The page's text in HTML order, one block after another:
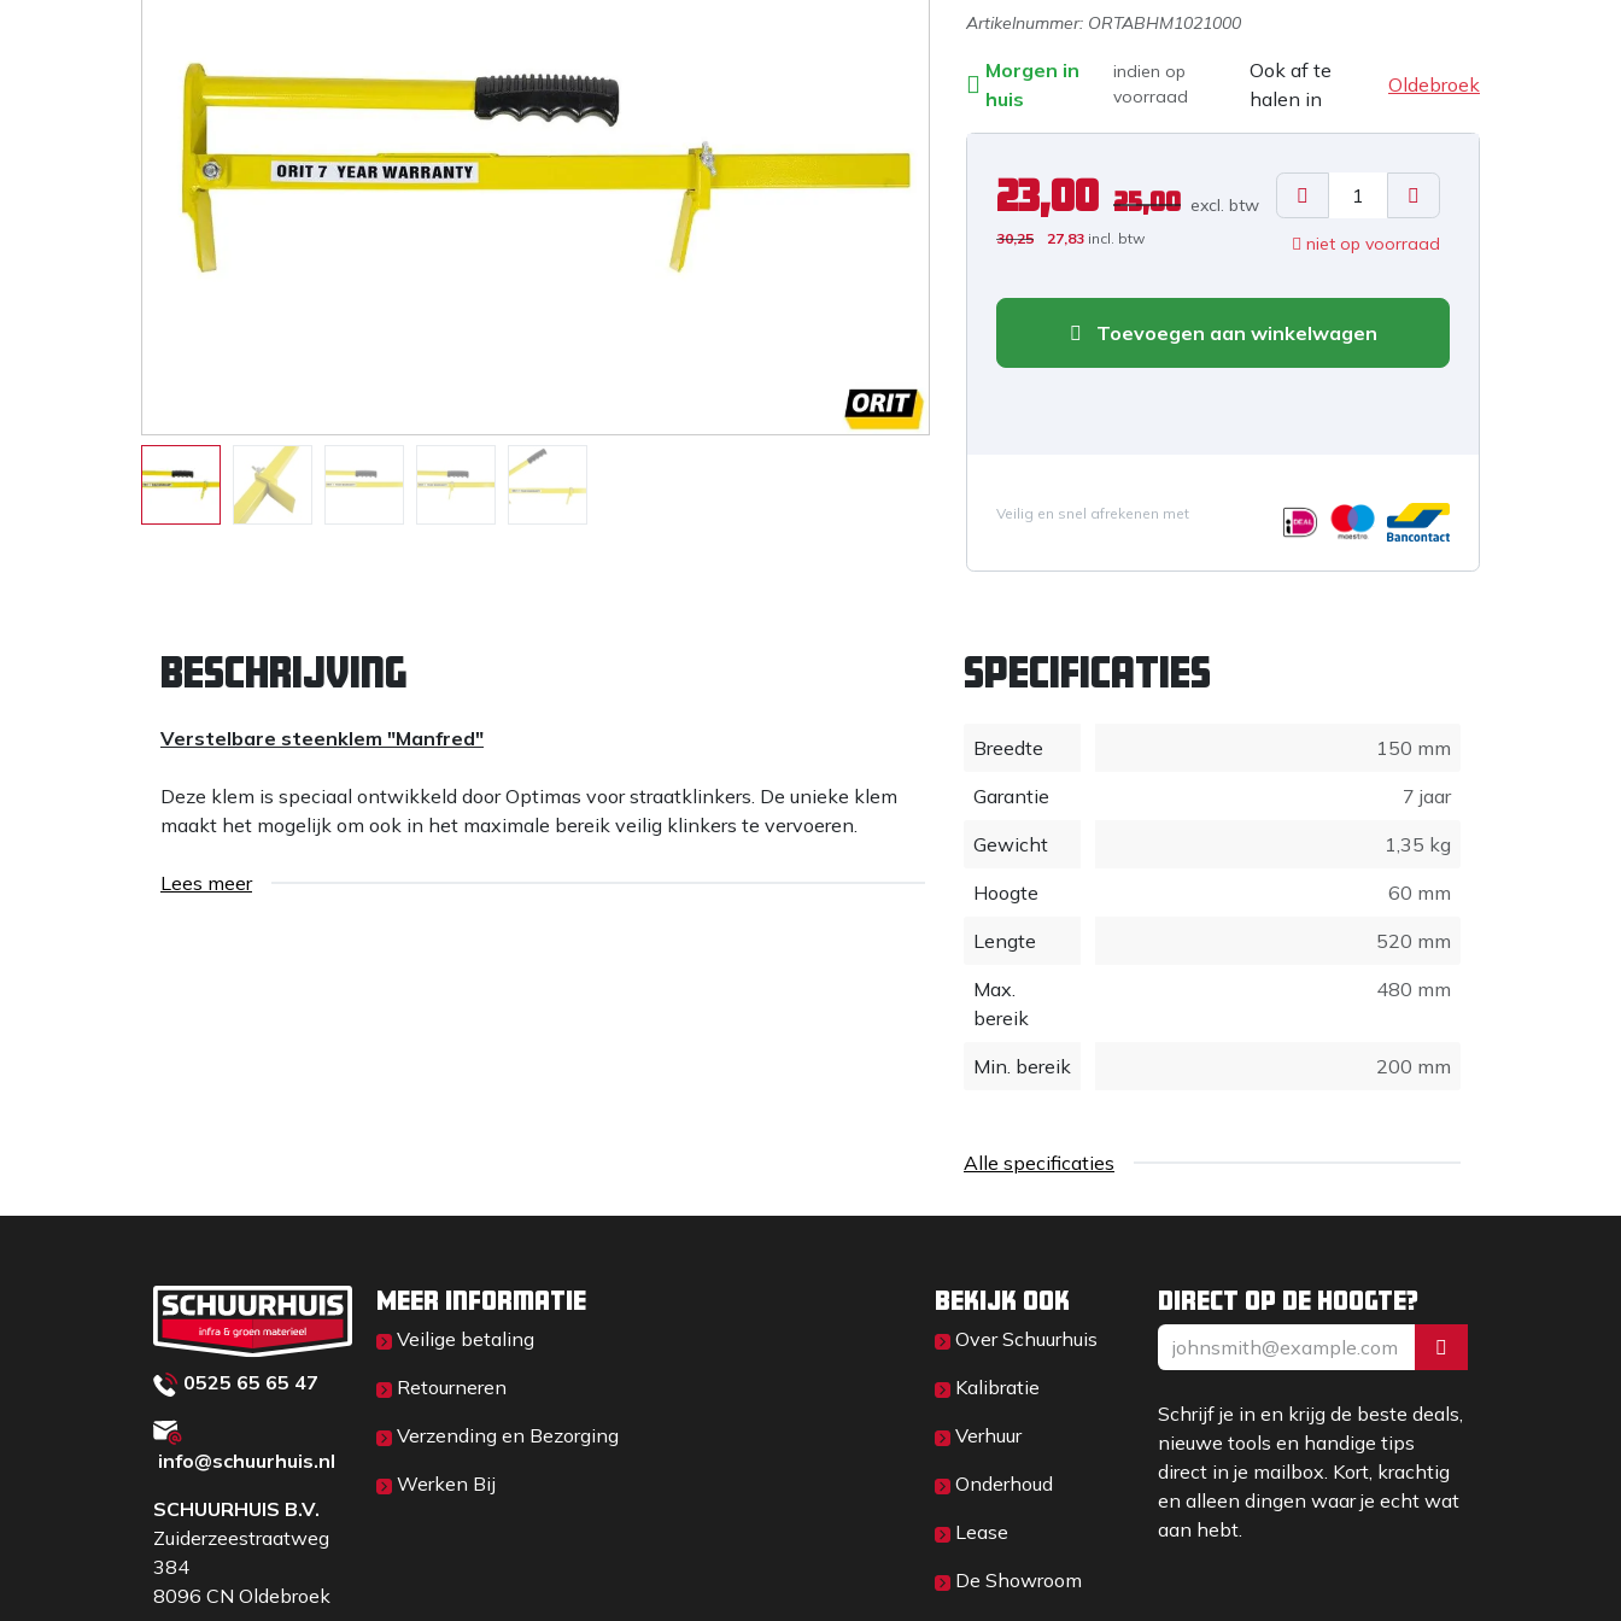
Artikelnummer: ORTABHM1021000
Morgen in
huis
indien op
voorraad
Ook af te
halen in
Oldebroek
23,00 25,00 excl. btw
30,25 27,83 incl. btw niet op voorraad
Toevoegen aan winkelwagen
Veilig en snel afrekenen met
Beschrijving
Verstelbare steenklem "Manfred"
Deze klem is speciaal ontwikkeld door Optimas voor straatklinkers. De unieke klem
maakt het mogelijk om ook in het maximale bereik veilig klinkers te vervoeren.
Lees meer
Specificaties
Breedte
150 mm
Garantie
7 jaar
Gewicht
1,35 kg
Hoogte
60 mm
Lengte
520 mm
Max.
bereik
480 mm
Min. bereik 200 mm
Alle specificaties
Direct op de hoogte?
Schrijf je in en krijg de beste deals,
nieuwe tools en handige tips
direct in je mailbox. Kort, krachtig
en alleen dingen waar je echt wat
aan hebt.
Bekijk ook
Over Sc​huurhuis
Kalibratie
Verhuur
Onderhoud
Lease
De Showroom
0525 65 65 47
info@schuurhuis.nl
SCHUURHUIS B.V.
Zuiderzeestraatweg
384
8096 CN Oldebroek
Meer informatie
Veilige betaling
Retourneren
Verzending en Bezorging
Werken Bij